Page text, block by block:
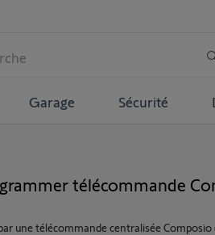
Garage Sécurité
télécommande
une télécommande centralisée Composio